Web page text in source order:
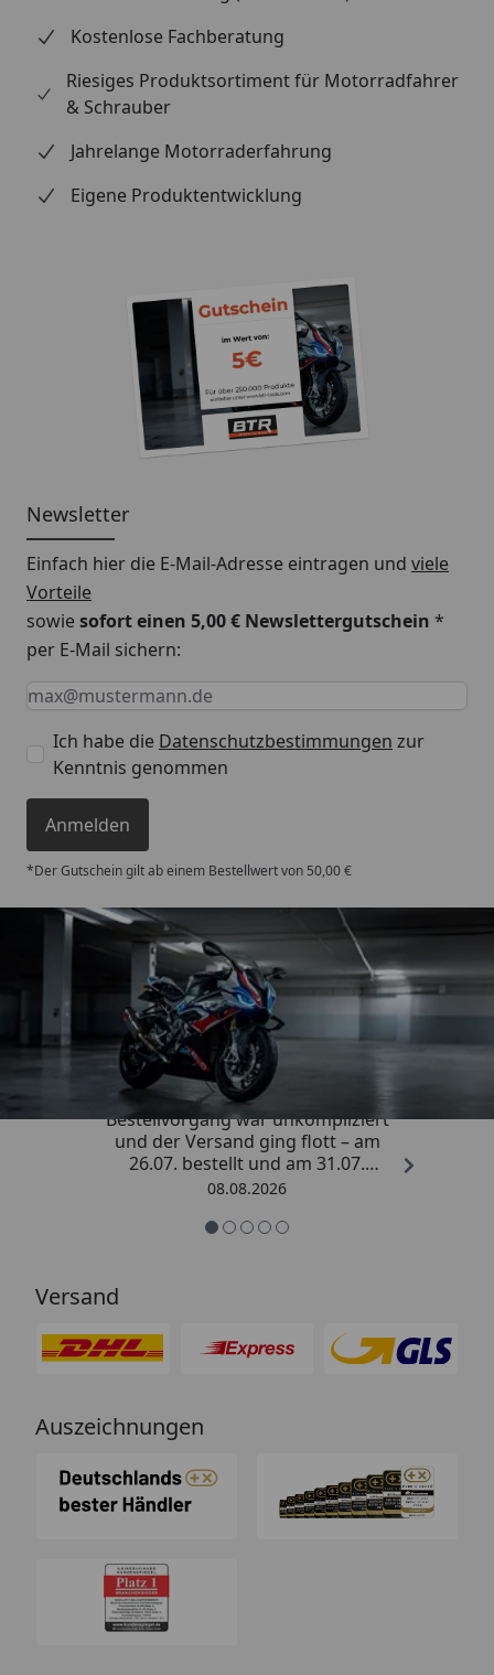
Kostenlose Fachberatung
Riesiges Produktsortiment für Motorradfahrer
& Schrauber
Jahrelange Motorraderfahrung
Eigene Produktentwicklung
Newsletter
Einfach hier die E-Mail-Adresse eintragen und viele
Vorteile
sowiesofort einen 5,00 € Newslettergutschein *
per E-Mail sichern:
Keine Eingabe erforderlich
Eingabe erforderlich
E-Mail *
Ich habe die Datenschutzbestimmungen zur
Kenntnis genommen
Anmelden
*Der Gutschein gilt ab einem Bestellwert von 50,00 €
Trusted Shops
4,85/ 5
„Sehr zufriedener Kauf! Der
Bestellvorgang war unkompliziert
und der Versand ging flott – am
26.07. bestellt und am 31.07.
geliefert. Die Abdeckplane
Beschreibung und schützt
08.08.2026
Versand
Auszeichnungen